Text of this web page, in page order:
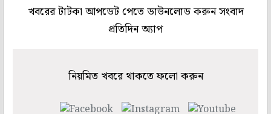
খবরের টাটকা আপডেট পেতে ডাউনলোড করুন সংবাদ
প্রতিদিন অ্যাপ
নিয়মিত খবরে থাকতে ফলো করুন